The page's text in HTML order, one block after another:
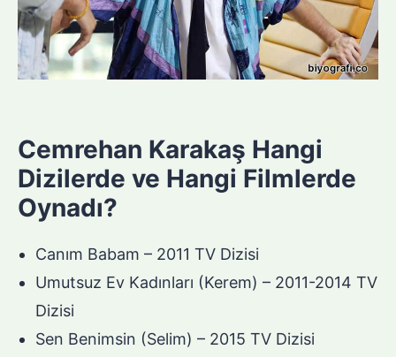
Cemrehan Karakaş Hangi
Dizilerde ve Hangi Filmlerde
Oynadı?
Canım Babam – 2011 TV Dizisi
Umutsuz Ev Kadınları (Kerem) – 2011-2014 TV
Dizisi
Sen Benimsin (Selim) – 2015 TV Dizisi